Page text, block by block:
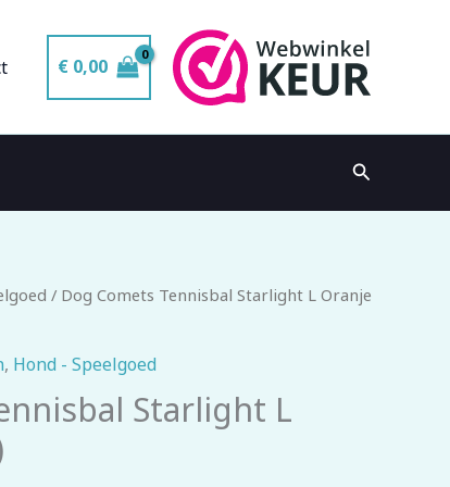
€ 0,00
Zoeken
/ Dog Comets Tennisbal Starlight L Oranje
, Hond - Speelgoed
Starlight L